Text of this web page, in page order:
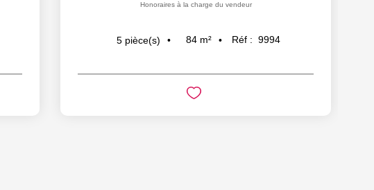
Honoraires à la charge du vendeur
5 pièce(s) 84 m² Réf : 9994